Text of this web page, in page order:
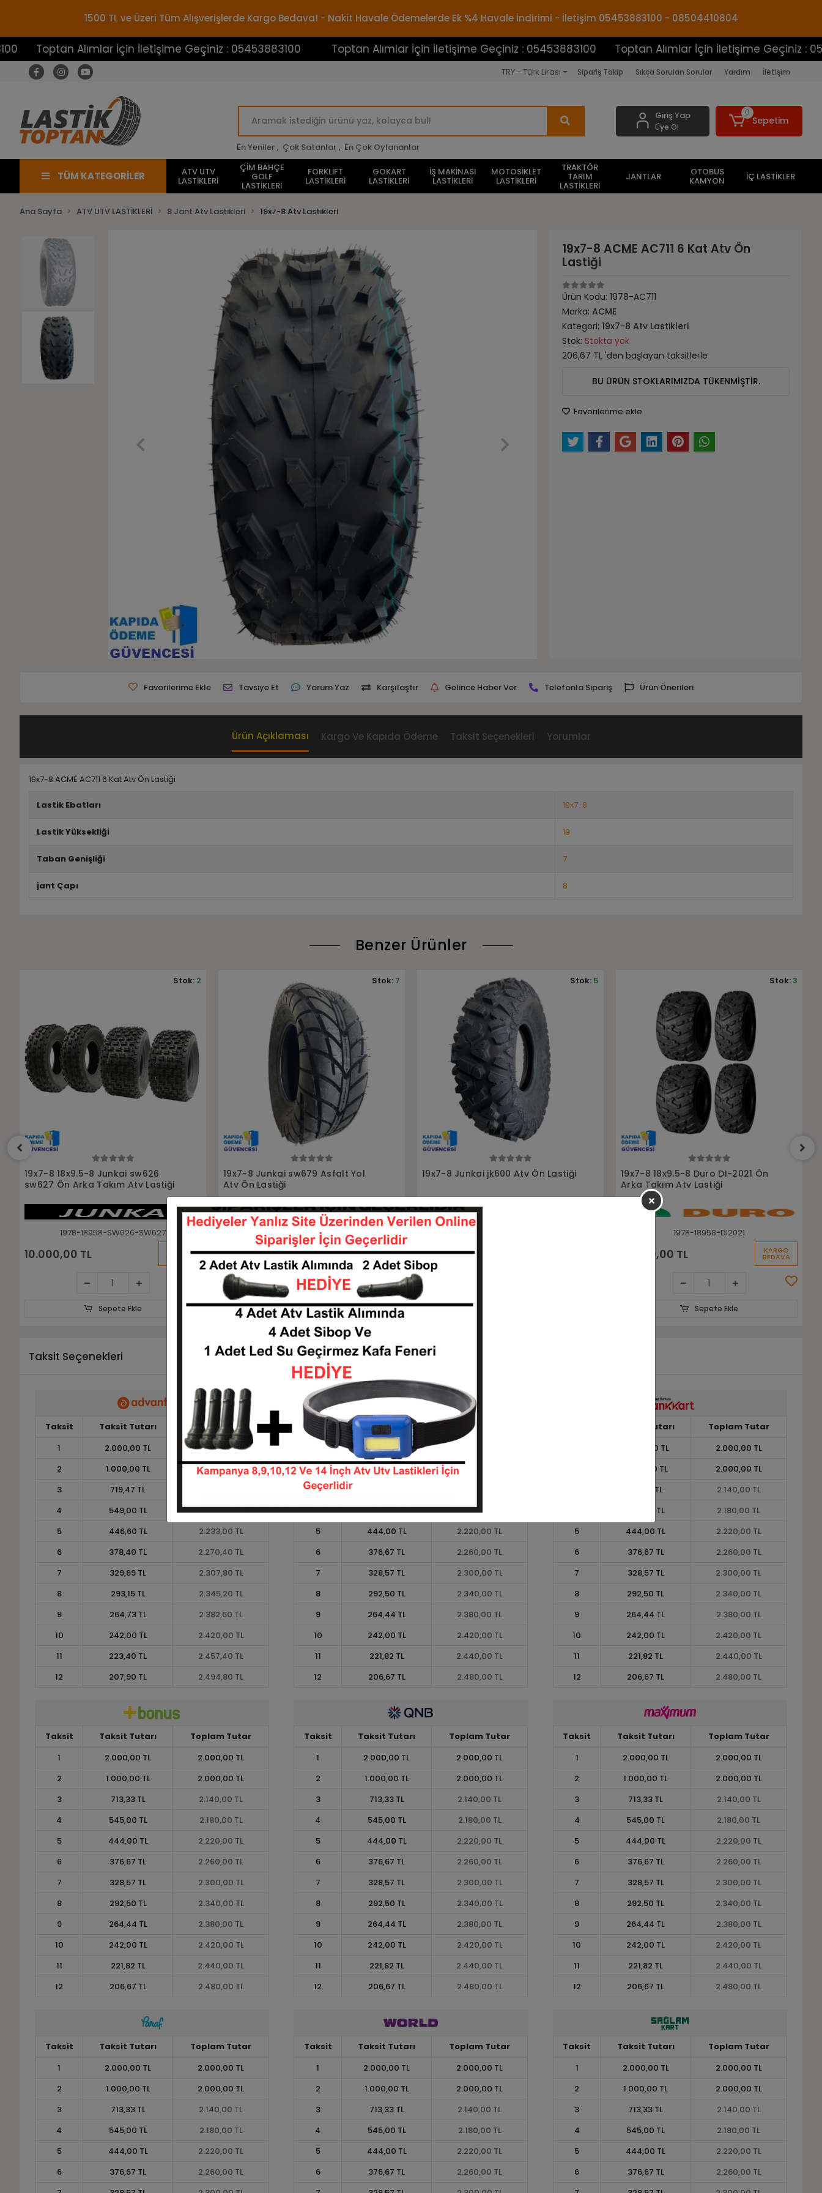
1500 TL ve Üzeri Tüm Alışverişlerde Kargo Bedava! - Nakit Havale Ödemelerde Ek %4 Havale İndirimi - İletişim 05453883100 - 08504410804
Alımlar İçin İletişime Geçiniz : 05453883100 Toptan Alımlar İçin İletişime Geçiniz : 05453883100 Toptan Alımlar İçin İletişime Geçiniz :
TRY - Türk Lirası Sipariş Takip Sıkça Sorulan Sorular Yardım İletişim
En Yeniler , Çok Satanlar , En Çok Oylananlar
Giriş Yap
Üye Ol
0
Sepetim
TÜM KATEGORİLER ATV UTV
LASTİKLERİ
ÇİM BAHÇE
GOLF
LASTİKLERİ
FORKLİFT
LASTİKLERİ
GOKART
LASTİKLERİ
İŞ MAKİNASI
LASTİKLERİ
MOTOSİKLET
LASTİKLERİ
TRAKTÖR
TARIM
LASTİKLERİ
JANTLAR OTOBÜS
KAMYON İÇ LASTİKLER
Ana Sayfa ATV UTV LASTİKLERİ 8 Jant Atv Lastikleri 19x7-8 Atv Lastikleri
19x7-8 ACME AC711 6 Kat Atv Ön
Lastiği
Ürün Kodu:1978-AC711
Marka:ACME
Kategori:19x7-8 Atv Lastikleri
Stok: Stokta yok
206,67 TL 'den başlayan taksitlerle
BU ÜRÜN STOKLARIMIZDA TÜKENMİŞTİR.
Favorilerime ekle
Favorilerime Ekle Tavsiye Et Yorum Yaz Karşılaştır Gelince Haber Ver Telefonla Sipariş Ürün Önerileri
Ürün Açıklaması Kargo Ve Kapıda Ödeme Taksit Seçenekleri Yorumlar
19x7-8 ACME AC711 6 Kat Atv Ön Lastiği
Lastik Ebatları 19x7-8
Lastik Yüksekliği 19
Taban Genişliği 7
jant Çapı 8
Benzer Ürünler
19x7-8 Junkai sw679 Asfalt Yol
Atv Ön Lastiği
1978-SW679
2.750,00 TL KARGO
BEDAVA
Stok: 7
Sepete Ekle
19x7-8 Junkai jk600 Atv Ön Lastiği
1978-JK600
2.500,00 TL KARGO
BEDAVA
Stok: 5
Sepete Ekle
19x7-8 18x9.5-8 Duro DI-2021 Ön
10.600,00 TL
Stok: 3
19x7-8 Duro DI-2021 Atv Ön Lastiği
1978-DI2021
2.750,00 TL KARGO
BEDAVA
Stok:5
Sepete Ekle
Taksit Seçenekleri
Taksit Taksit Tutarı
Toplam Tutar
1
2.000,00 TL
2.000,00 TL
2
1.000,00 TL
2.000,00 TL
3
719,47 TL
4
549,00 TL
2.196,00 TL
5
446,60 TL
2.233,00 TL
6
378,40 TL
2.270,40 TL
7
329,69 TL
2.307,80 TL
8
293,15 TL
2.345,20 TL
9
264,73 TL
2.382,60 TL
10
242,00 TL
2.420,00 TL
11
223,40 TL
2.457,40 TL
12
207,90 TL 2.494,80 TL
Taksit Taksit Tutarı
Toplam Tutar
2.000,00 TL
2
1.000,00 TL
2.000,00 TL
3
4
545,00 TL
2.180,00 TL
5
444,00 TL
2.220,00 TL
6
376,67 TL
2.260,00 TL
7
328,57 TL
2.300,00 TL
8
292,50 TL
2.340,00 TL
9
264,44 TL
2.380,00 TL
10
242,00 TL
2.420,00 TL
11
221,82 TL
2.440,00 TL
12
206,67 TL 2.480,00 TL
Taksit Tutarı
Toplam Tutar
2.000,00 TL
2.000,00 TL
1.000,00 TL
2.000,00 TL
713,33 TL
2.140,00 TL
545,00 TL
2.180,00 TL
5
444,00 TL
2.220,00 TL
6
376,67 TL
2.260,00 TL
7
328,57 TL
2.300,00 TL
8
292,50 TL
2.340,00 TL
9
264,44 TL
2.380,00 TL
10
242,00 TL
2.420,00 TL
11
221,82 TL
2.440,00 TL
12
206,67 TL 2.480,00 TL
Taksit Taksit Tutarı
Toplam Tutar
1
2.000,00 TL
2.000,00 TL
2
1.000,00 TL
2.000,00 TL
3
713,33 TL
2.140,00 TL
4
545,00 TL
2.180,00 TL
5
444,00 TL
2.220,00 TL
6
376,67 TL
2.260,00 TL
7
328,57 TL
2.300,00 TL
8
292,50 TL
2.340,00 TL
9
264,44 TL
2.380,00 TL
10
242,00 TL
2.420,00 TL
11
221,82 TL
2.440,00 TL
12
206,67 TL 2.480,00 TL
Taksit Taksit Tutarı
Toplam Tutar
1
2.000,00 TL
2.000,00 TL
2
1.000,00 TL
2.000,00 TL
3
713,33 TL
2.140,00 TL
4
545,00 TL
2.180,00 TL
5
444,00 TL
2.220,00 TL
6
376,67 TL
2.260,00 TL
7
328,57 TL
2.300,00 TL
8
292,50 TL
2.340,00 TL
9
264,44 TL
2.380,00 TL
10
242,00 TL
2.420,00 TL
11
221,82 TL
2.440,00 TL
12
206,67 TL 2.480,00 TL
Taksit Taksit Tutarı
Toplam Tutar
1
2.000,00 TL
2.000,00 TL
2
1.000,00 TL
2.000,00 TL
3
713,33 TL
2.140,00 TL
4
545,00 TL
2.180,00 TL
5
444,00 TL
2.220,00 TL
6
376,67 TL
2.260,00 TL
7
328,57 TL
2.300,00 TL
8
292,50 TL
2.340,00 TL
9
264,44 TL
2.380,00 TL
10
242,00 TL
2.420,00 TL
11
221,82 TL
2.440,00 TL
12
206,67 TL 2.480,00 TL
Taksit Taksit Tutarı
Toplam Tutar
1
2.000,00 TL
2.000,00 TL
2
1.000,00 TL
2.000,00 TL
3
713,33 TL
2.140,00 TL
4
545,00 TL
2.180,00 TL
5
444,00 TL
2.220,00 TL
6
376,67 TL
2.260,00 TL
Taksit Taksit Tutarı
Toplam Tutar
1
2.000,00 TL
2.000,00 TL
2
1.000,00 TL
2.000,00 TL
3
713,33 TL
2.140,00 TL
4
545,00 TL
2.180,00 TL
5
444,00 TL
2.220,00 TL
6
376,67 TL
2.260,00 TL
Taksit Taksit Tutarı
Toplam Tutar
1
2.000,00 TL
2.000,00 TL
2
1.000,00 TL
2.000,00 TL
3
713,33 TL
2.140,00 TL
4
545,00 TL
2.180,00 TL
5
444,00 TL
2.220,00 TL
6
376,67 TL
2.260,00 TL